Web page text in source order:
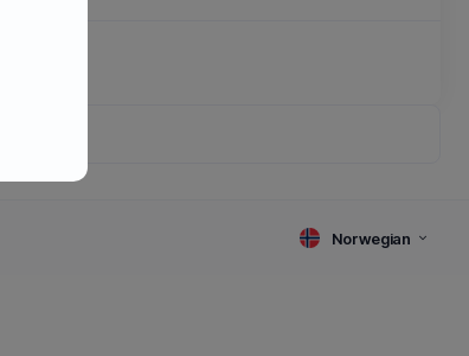
Norwegian